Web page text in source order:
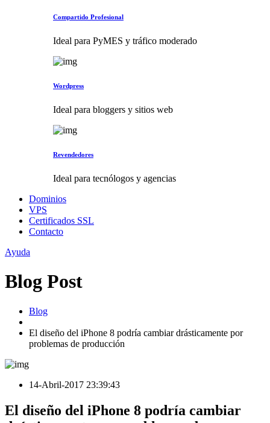
Compartido Profesional
Ideal para PyMES y tráfico moderado
Wordpress
Ideal para bloggers y sitios web
Revendedores
Ideal para tecnólogos y agencias
Dominios
VPS
Certificados SSL
Contacto
Ayuda
Blog Post
Blog
El diseño del iPhone 8 podría cambiar drásticamente por
problemas de producción
14-Abril-2017 23:39:43
El diseño del iPhone 8 podría cambiar